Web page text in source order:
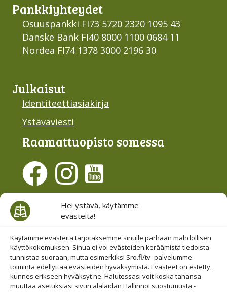
Hei ystävä, käytämme
evästeitä!
Käytämme evästeitä tarjotaksemme sinulle parhaan mahdollisen
käyttökokemuksen. Sinua ei voi evästeiden keräämistä tiedoista
tunnistaa suoraan, mutta esimerkiksi Sro.fi/tv -palvelumme
toiminta edellyttää evästeiden hyväksymistä. Evästeet on estetty,
kunnes erikseen hyväksyt ne. Halutessasi voit koska tahansa
muuttaa asetuksiasi sivun alalaidan Hallinnoi suostumusta -
Pankki­yhteydet
Osuuspankki FI73 5720 2320 1095 43
Danske Bank FI40 8000 1100 0684 11
Nordea FI74 1378 3000 2196 30
Julkaisut
Identiteettiasiakirja
Ystäväviesti
Raamattu­opisto somessa
Evästesuostumus
Hallinnoi evästeitä
Etsi sivuiltamme